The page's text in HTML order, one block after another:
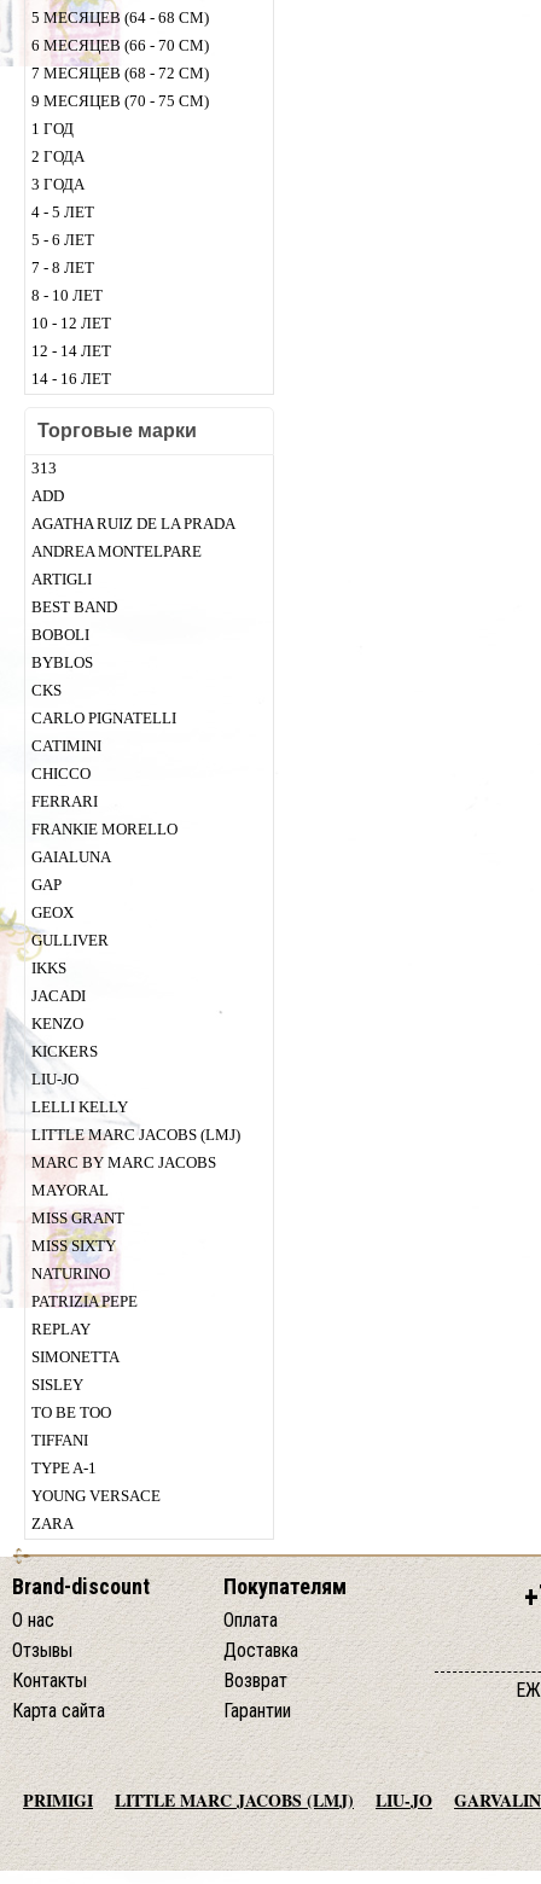
5 МЕСЯЦЕВ (64 - 68 СМ)
6 МЕСЯЦЕВ (66 - 70 СМ)
7 МЕСЯЦЕВ (68 - 72 СМ)
9 МЕСЯЦЕВ (70 - 75 СМ)
1 ГОД
2 ГОДА
3 ГОДА
4 - 5 ЛЕТ
5 - 6 ЛЕТ
7 - 8 ЛЕТ
8 - 10 ЛЕТ
10 - 12 ЛЕТ
12 - 14 ЛЕТ
14 - 16 ЛЕТ
Торговые марки
313
ADD
AGATHA RUIZ DE LA PRADA
ANDREA MONTELPARE
ARTIGLI
BEST BAND
BOBOLI
BYBLOS
CKS
CARLO PIGNATELLI
CATIMINI
CHICСO
FERRARI
FRANKIE MORELLO
GAIALUNA
GAP
GEOX
GULLIVER
IKKS
JACADI
KENZO
KICKERS
LIU-JO
LELLI KELLY
LITTLE MARC JACOBS (LMJ)
MARC BY MARC JACOBS
MAYORAL
MISS GRANT
MISS SIXTY
NATURINO
PATRIZIA PEPE
REPLAY
SIMONETTA
SISLEY
TO BE TOO
TIFFANI
TYPE A-1
YOUNG VERSACE
ZARA
Brand-discount
О нас
Отзывы
Контакты
Карта сайта
Покупателям
Оплата
Доставка
Возврат
Гарантии
PRIMIGI LITTLE MARC JACOBS (LMJ) LIU-JO GARVALIN
AGATHA RUIZ DE LA PRADA TO BE TOO ADD JO NO FUI